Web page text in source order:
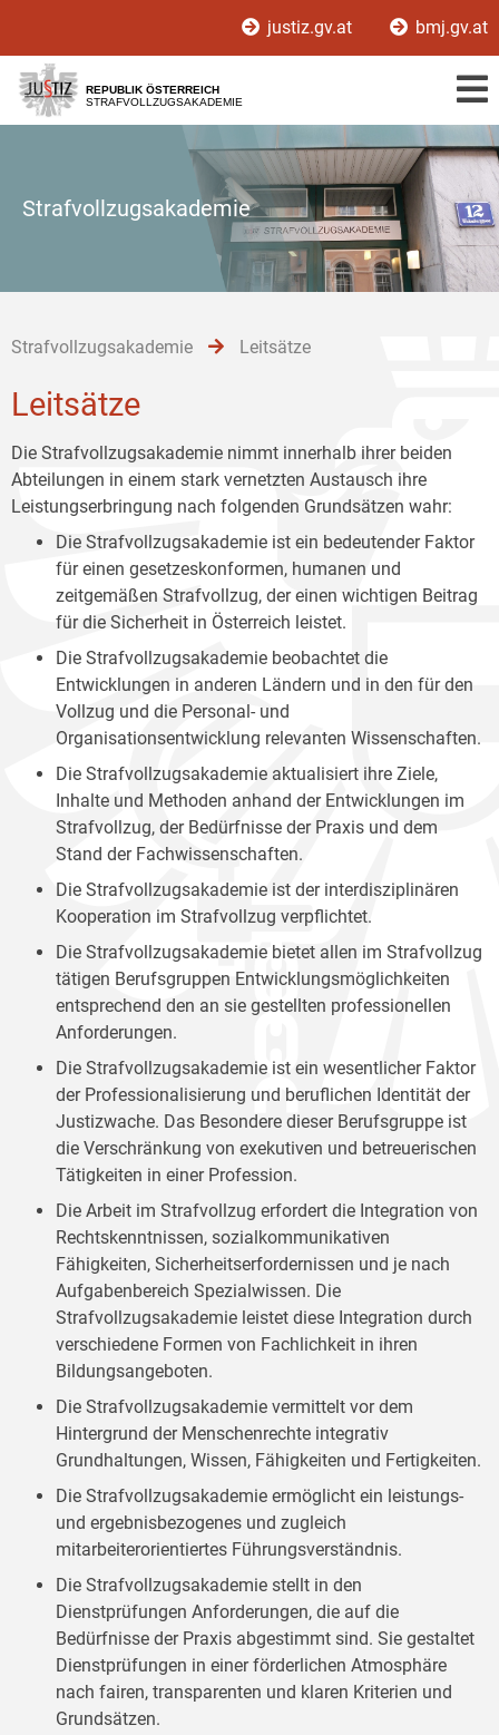
[1]
[2]
[3]
justiz.gv.at bmj.gv.at
REPUBLIK ÖSTERREICH
STRAFVOLLZUGSAKADEMIE
Strafvollzugsakademie
Strafvollzugsakademie Leitsätze
Leitsätze
Die Strafvollzugsakademie nimmt innerhalb ihrer beiden
Abteilungen in einem stark vernetzten Austausch ihre
Leistungserbringung nach folgenden Grundsätzen wahr:
Die Strafvollzugsakademie ist ein bedeutender Faktor
für einen gesetzeskonformen, humanen und
zeitgemäßen Strafvollzug, der einen wichtigen Beitrag
für die Sicherheit in Österreich leistet.
Die Strafvollzugsakademie beobachtet die
Entwicklungen in anderen Ländern und in den für den
Vollzug und die Personal- und
Organisationsentwicklung relevanten Wissenschaften.
Die Strafvollzugsakademie aktualisiert ihre Ziele,
Inhalte und Methoden anhand der Entwicklungen im
Strafvollzug, der Bedürfnisse der Praxis und dem
Stand der Fachwissenschaften.
Die Strafvollzugsakademie ist der interdisziplinären
Kooperation im Strafvollzug verpflichtet.
Die Strafvollzugsakademie bietet allen im Strafvollzug
tätigen Berufsgruppen Entwicklungsmöglichkeiten
entsprechend den an sie gestellten professionellen
Anforderungen.
Die Strafvollzugsakademie ist ein wesentlicher Faktor
der Professionalisierung und beruflichen Identität der
Justizwache. Das Besondere dieser Berufsgruppe ist
die Verschränkung von exekutiven und betreuerischen
Tätigkeiten in einer Profession.
Die Arbeit im Strafvollzug erfordert die Integration von
Rechtskenntnissen, sozialkommunikativen
Fähigkeiten, Sicherheitserfordernissen und je nach
Aufgabenbereich Spezialwissen. Die
Strafvollzugsakademie leistet diese Integration durch
verschiedene Formen von Fachlichkeit in ihren
Bildungsangeboten.
Die Strafvollzugsakademie vermittelt vor dem
Hintergrund der Menschenrechte integrativ
Grundhaltungen, Wissen, Fähigkeiten und Fertigkeiten.
Die Strafvollzugsakademie ermöglicht ein leistungs-
und ergebnisbezogenes und zugleich
mitarbeiterorientiertes Führungsverständnis.
Die Strafvollzugsakademie stellt in den
Dienstprüfungen Anforderungen, die auf die
Bedürfnisse der Praxis abgestimmt sind. Sie gestaltet
Dienstprüfungen in einer förderlichen Atmosphäre
nach fairen, transparenten und klaren Kriterien und
Grundsätzen.